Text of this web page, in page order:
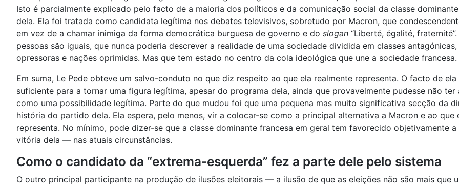
Isto é parcialmente explicado pelo facto de a maioria dos políticos e da comunicação social da classe
dela. Ela foi tratada como candidata legítima nos debates televisivos, sobretudo por Macron, que
em vez de a chamar inimiga da forma democrática burguesa de governo e do slogan “Liberté, égalité,
pessoas são iguais, que nunca poderia descrever a realidade de uma sociedade dividida em classes
opressoras e nações oprimidas. Mas que tem estado no centro da cola ideológica que une a sociedade francesa.
Em suma, Le Pede obteve um salvo-conduto no que diz respeito ao que ela realmente representa. O facto de
suficiente para a tornar uma figura legítima, apesar do programa dela, ainda que provavelmente pudesse não
como uma possibilidade legítima. Parte do que mudou foi que uma pequena mas muito significativa secção da
história do partido dela. Ela espera, pelo menos, vir a colocar-se como a principal alternativa a Macron e ao
representa. No mínimo, pode dizer-se que a classe dominante francesa em geral tem favorecido objetivamente
vitória dela — nas atuais circunstâncias.
Como o candidato da “extrema-esquerda” fez a parte dele pelo sistema
O outro principal participante na produção de ilusões eleitorais — a ilusão de que as eleições não são mais que